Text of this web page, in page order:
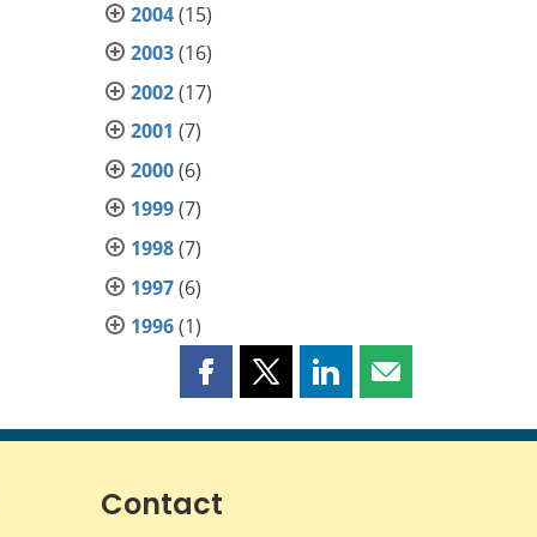
2004(15)
2003(16)
2002(17)
2001 (7)
2000(6)
1999(7)
1998(7)
1997(6)
1996(1)
Partager
page
Facebook
Partager
page
Partager
page
Partager
page
Contact